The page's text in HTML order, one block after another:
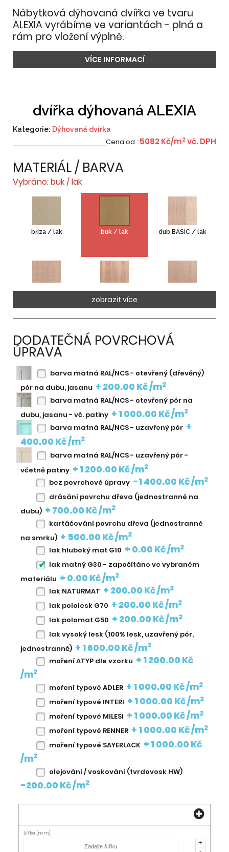
Nábytková dýhovaná dvířka ve tvaru
ALEXIA vyrábíme ve variantách - plná a
rám pro vložení výplně.
VÍCE INFORMACÍ
dvířka dýhovaná ALEXIA
Kategorie: Dýhovaná dvířka
Cena od : 5082Kč/m2vč. DPH
MATERIÁL / BARVA
Vybráno: buk / lak
bříza / lak buk / lak dub BASIC / lak
dub MIX / lak
jasan / lak javor / lak olše / lak
ořech americký /
lak
smrk / lak
třešeň evropská
/ lak
zobrazit více
DODATEČNÁ POVRCHOVÁ
ÚPRAVA
barva matná RAL/NCS - otevřený (dřevěný)
pór na dubu, jasanu + 200.00 Kč /m2
barva matná RAL/NCS - otevřený pór na
dubu, jasanu - vč. patiny + 1 000.00 Kč /m2
barva matná RAL/NCS - uzavřený pór +
400.00 Kč /m2
barva matná RAL/NCS - uzavřený pór -
včetně patiny + 1 200.00 Kč /m2
bez povrchové úpravy -1 400.00 Kč /m2
drásání povrchu dřeva (jednostranné na
dubu) + 700.00 Kč /m2
kartáčování povrchu dřeva (jednostranné
na smrku) + 500.00 Kč /m2
lak hluboký mat G10 + 0.00 Kč /m2
lak matný G30 - započítáno ve vybraném
materiálu + 0.00 Kč /m2
lak NATURMAT + 200.00 Kč /m2
lak pololesk G70 + 200.00 Kč /m2
lak polomat G50 + 200.00 Kč /m2
lak vysoký lesk (100% lesk, uzavřený pór,
jednostranně) + 1 600.00 Kč /m2
moření ATYP dle vzorku + 1 200.00 Kč
/m2
moření typové ADLER + 1 000.00 Kč /m2
moření typové INTERI + 1 000.00 Kč /m2
moření typové MILESI + 1 000.00 Kč /m2
moření typové RENNER + 1 000.00 Kč /m2
moření typové SAYERLACK + 1 000.00 Kč
/m2
olejování / voskování (tvrdovosk HW)
-200.00 Kč /m2
Mn[ks]
+